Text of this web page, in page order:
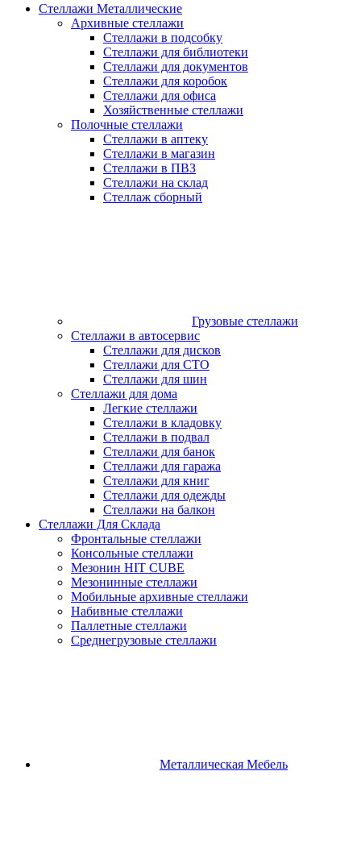
Стеллажи Металлические
Архивные стеллажи
Стеллажи в подсобку
Стеллажи для библиотеки
Стеллажи для документов
Стеллажи для коробок
Стеллажи для офиса
Хозяйственные стеллажи
Полочные стеллажи
Cтеллажи в аптеку
Cтеллажи в магазин
Cтеллажи в ПВЗ
Cтеллажи на склад
Стеллаж сборный
Грузовые стеллажи
Стеллажи в автосервис
Cтеллажи для дисков
Cтеллажи для СТО
Cтеллажи для шин
Стеллажи для дома
Легкие стеллажи
Стеллажи в кладовку
Стеллажи в подвал
Стеллажи для банок
Стеллажи для гаража
Стеллажи для книг
Стеллажи для одежды
Стеллажи на балкон
Стеллажи Для Склада
Фронтальные стеллажи
Консольные стеллажи
Мезонин HIT CUBE
Мезонинные стеллажи
Мобильные архивные стеллажи
Набивные стеллажи
Паллетные стеллажи
Среднегрузовые стеллажи
Металлическая Мебель